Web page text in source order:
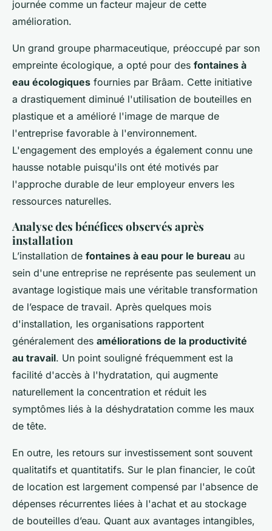
journée comme un facteur majeur de cette
amélioration.
Un grand groupe pharmaceutique, préoccupé par son
empreinte écologique, a opté pour des fontaines à
eau écologiques fournies par Brâam. Cette initiative
a drastiquement diminué l'utilisation de bouteilles en
plastique et a amélioré l'image de marque de
l'entreprise favorable à l'environnement.
L'engagement des employés a également connu une
hausse notable puisqu'ils ont été motivés par
l'approche durable de leur employeur envers les
ressources naturelles.
Analyse des bénéfices observés après
installation
L’installation de fontaines à eau pour le bureau au
sein d'une entreprise ne représente pas seulement un
avantage logistique mais une véritable transformation
de l’espace de travail. Après quelques mois
d'installation, les organisations rapportent
généralement des améliorations de la productivité
au travail. Un point souligné fréquemment est la
facilité d'accès à l'hydratation, qui augmente
naturellement la concentration et réduit les
symptômes liés à la déshydratation comme les maux
de tête.
En outre, les retours sur investissement sont souvent
qualitatifs et quantitatifs. Sur le plan financier, le coût
de location est largement compensé par l'absence de
dépenses récurrentes liées à l'achat et au stockage
de bouteilles d’eau. Quant aux avantages intangibles,